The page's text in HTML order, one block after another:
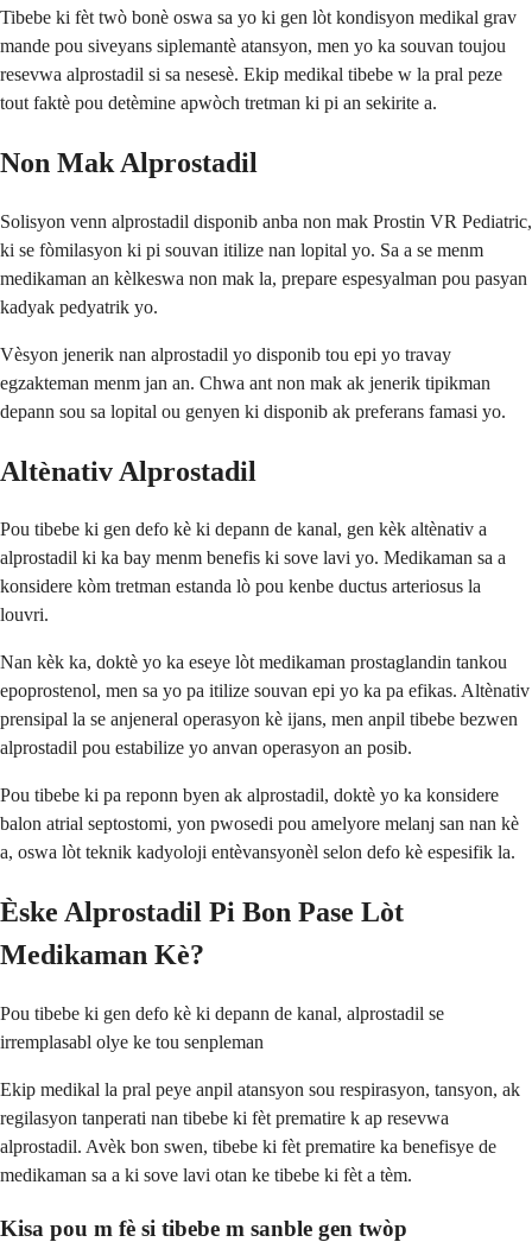
Tibebe ki fèt twò bonè oswa sa yo ki gen lòt kondisyon medikal grav
mande pou siveyans siplemantè atansyon, men yo ka souvan toujou
resevwa alprostadil si sa nesesè. Ekip medikal tibebe w la pral peze
tout faktè pou detèmine apwòch tretman ki pi an sekirite a.
Non Mak Alprostadil
Solisyon venn alprostadil disponib anba non mak Prostin VR Pediatric,
ki se fòmilasyon ki pi souvan itilize nan lopital yo. Sa a se menm
medikaman an kèlkeswa non mak la, prepare espesyalman pou pasyan
kadyak pedyatrik yo.
Vèsyon jenerik nan alprostadil yo disponib tou epi yo travay
egzakteman menm jan an. Chwa ant non mak ak jenerik tipikman
depann sou sa lopital ou genyen ki disponib ak preferans famasi yo.
Altènativ Alprostadil
Pou tibebe ki gen defo kè ki depann de kanal, gen kèk altènativ a
alprostadil ki ka bay menm benefis ki sove lavi yo. Medikaman sa a
konsidere kòm tretman estanda lò pou kenbe ductus arteriosus la
louvri.
Nan kèk ka, doktè yo ka eseye lòt medikaman prostaglandin tankou
epoprostenol, men sa yo pa itilize souvan epi yo ka pa efikas. Altènativ
prensipal la se anjeneral operasyon kè ijans, men anpil tibebe bezwen
alprostadil pou estabilize yo anvan operasyon an posib.
Pou tibebe ki pa reponn byen ak alprostadil, doktè yo ka konsidere
balon atrial septostomi, yon pwosedi pou amelyore melanj san nan kè
a, oswa lòt teknik kadyoloji entèvansyonèl selon defo kè espesifik la.
Èske Alprostadil Pi Bon Pase Lòt
Medikaman Kè?
Pou tibebe ki gen defo kè ki depann de kanal, alprostadil se
irremplasabl olye ke tou senpleman
Ekip medikal la pral peye anpil atansyon sou respirasyon, tansyon, ak
regilasyon tanperati nan tibebe ki fèt prematire k ap resevwa
alprostadil. Avèk bon swen, tibebe ki fèt prematire ka benefisye de
medikaman sa a ki sove lavi otan ke tibebe ki fèt a tèm.
Kisa pou m fè si tibebe m sanble gen twòp